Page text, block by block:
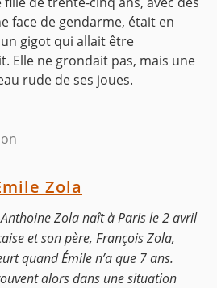
face de gendarme, était en
gigot qui allait être
Elle ne grondait pas, mais une
rude de ses joues.
Zola
Zola naît à Paris le 2 avril
et son père, François Zola,
quand Émile n’a que 7 ans.
alors dans une situation